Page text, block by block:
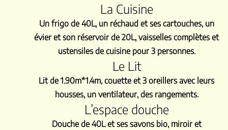
La Cuisine
Un frigo de 40L, un réchaud et ses cartouches, un
évier et son réservoir de 20L, vaisselles complètes et
ustensiles de cuisine pour 3 personnes.
Le Lit
Lit de 1.90m*1.4m, couette et 3 oreillers avec leurs
housses, un ventilateur, des rangements.
L’espace douche
Douche de 40L et ses savons bio, miroir et